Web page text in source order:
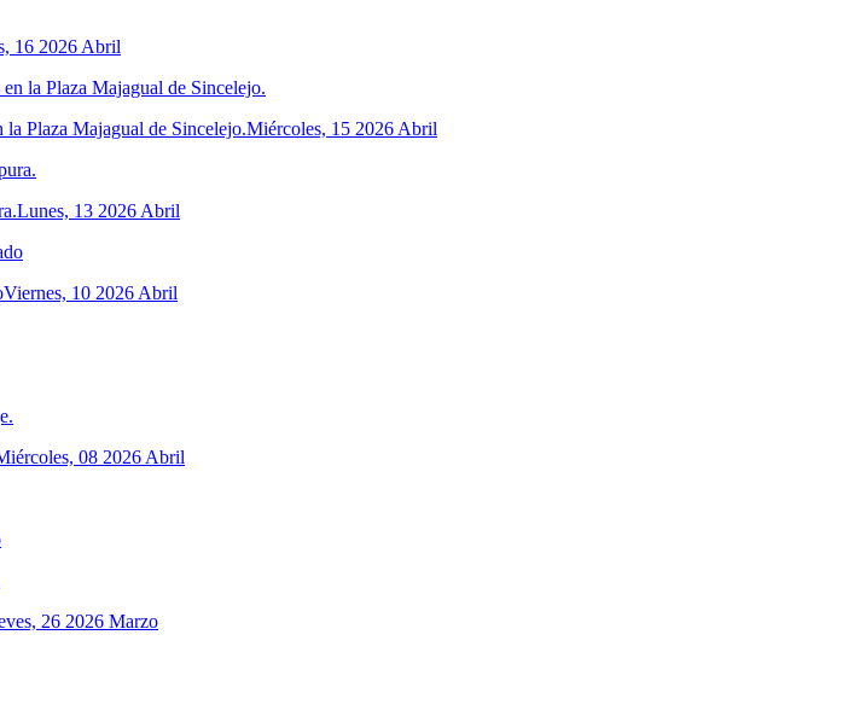
16 2026 Abril
Plaza Majagual de Sincelejo.Miércoles, 15 2026 Abril
Lunes, 13 2026 Abril
Viernes, 10 2026 Abril
08 2026 Abril
26 2026 Marzo